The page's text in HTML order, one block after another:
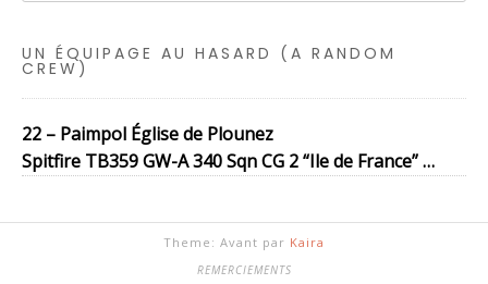
UN ÉQUIPAGE AU HASARD (A RANDOM
CREW)
22 – Paimpol Église de Plounez
Spitfire TB359 GW-A 340 Sqn CG 2 “Ile de France” …
Theme: Avant par Kaira
REMERCIEMENTS